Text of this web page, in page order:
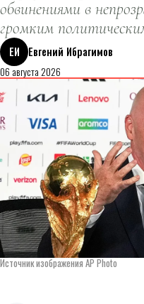
обвинениями в
громким
ЕИ
Евгений Ибрагимов
06 августа 2026
Источник изображения AP Photo